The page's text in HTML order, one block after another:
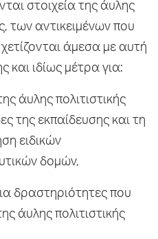
στοιχεία της άυλης
των αντικειμένων που
άμεσα με αυτή
και ιδίως μέτρα για:
άυλης πολιτιστικής
της εκπαίδευσης και τη
ειδικών
δομών,
δραστηριότητες που
άυλης πολιτιστικής